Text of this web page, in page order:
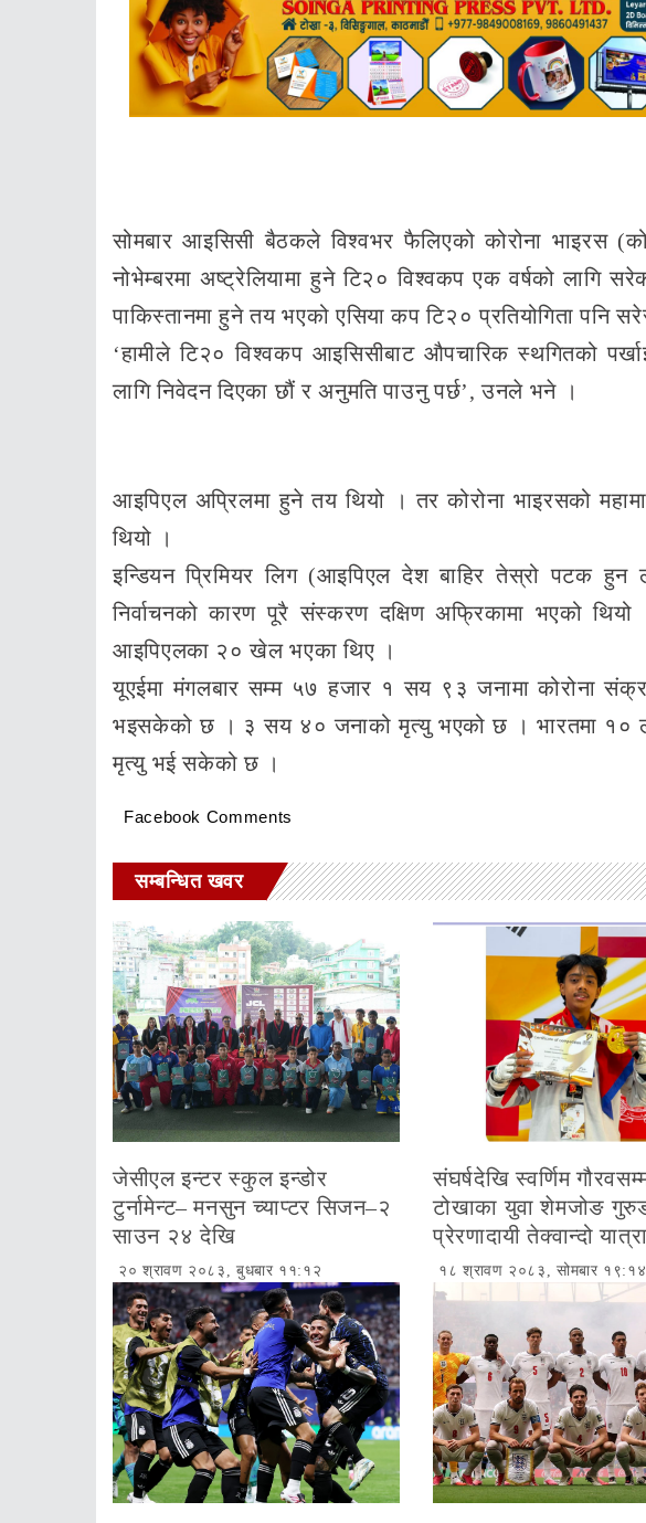
सोमबार आइसिसी बैठकले विश्वभर फैलिएको कोरोना भाइरस
नोभेम्बरमा अष्ट्रेलियामा हुने टि२० विश्वकप एक वर्षको लागि
पाकिस्तानमा हुने तय भएको एसिया कप टि२० प्रतियोगिता पनि
‘हामीले टि२० विश्वकप आइसिसीबाट औपचारिक स्थगितको
लागि निवेदन दिएका छौं र अनुमति पाउनु पर्छ’, उनले भने ।
आइपिएल अप्रिलमा हुने तय थियो । तर कोरोना भाइरसको
थियो ।
इन्डियन प्रिमियर लिग (आइपिएल देश बाहिर तेस्रो पटक
निर्वाचनको कारण पूरै संस्करण दक्षिण अफ्रिकामा भएको
आइपिएलका २० खेल भएका थिए ।
यूएईमा मंगलबार सम्म ५७ हजार १ सय ९३ जनामा कोरोना
भइसकेको छ । ३ सय ४० जनाको मृत्यु भएको छ । भारतमा १०
मृत्यु भई सकेको छ ।
Facebook Comments
सम्बन्धित खवर
जेसीएल इन्टर स्कुल इन्डोर
टुर्नामेन्ट– मनसुन च्याप्टर सिजन–२
साउन २४ देखि
२० श्रावण २०८३, बुधबार ११:१२
संघर्षदेखि स्वर्णिम
टोखाका युवा शेमजोङ
प्रेरणादायी तेक्वान्दो यात्रा
१८ श्रावण २०८३, सोमबार १९:१४